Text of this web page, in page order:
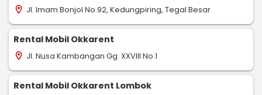
location_on Jl. Imam Bonjol No.92, Kedungpiring, Tegal Besar
Rental Mobil Okkarent
location_on Jl. Nusa Kambangan Gg. XXVIII No.1
Rental Mobil Okkarent Lombok